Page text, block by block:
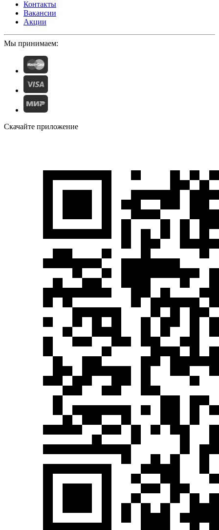
Контакты
Вакансии
Акции
Мы принимаем:
Скачайте приложение